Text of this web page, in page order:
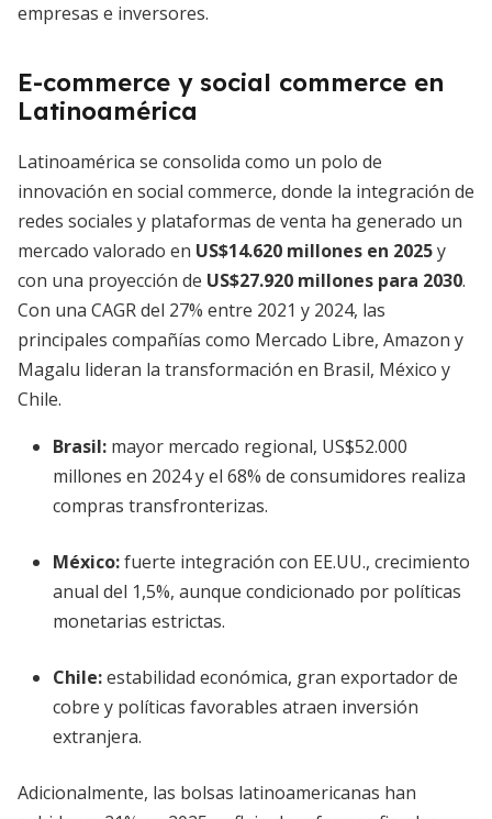
empresas e inversores.
E-commerce y social commerce en
Latinoamérica
Latinoamérica se consolida como un polo de
innovación en social commerce, donde la integración de
redes sociales y plataformas de venta ha generado un
mercado valorado en US$14.620 millones en 2025y
con una proyección de US$27.920 millones para 2030.
Con una CAGR del 27% entre 2021 y 2024, las
principales compañías como Mercado Libre, Amazon y
Magalu lideran la transformación en Brasil, México y
Chile.
Brasil: mayor mercado regional, US$52.000
millones en 2024 y el 68% de consumidores realiza
compras transfronterizas.
México:fuerte integración con EE.UU., crecimiento
anual del 1,5%, aunque condicionado por políticas
monetarias estrictas.
Chile:estabilidad económica, gran exportador de
cobre y políticas favorables atraen inversión
extranjera.
Adicionalmente, las bolsas latinoamericanas han